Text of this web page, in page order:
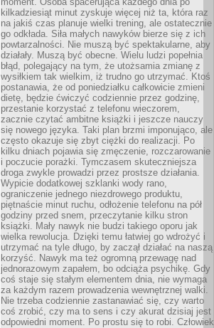
kilkadziesiąt minut zyskuje więcej niż ta, która raz
na jakiś czas planuje wielki trening, ale ostatecznie
go odkłada. Siła małych nawyków bierze się z ich
powtarzalności. Nie muszą być spektakularne, aby
działały. Muszą być obecne. Wielu ludzi popełnia
błąd, polegający na tym, że utożsamia zmianę z
wysiłkiem tak wielkim, iż trudno go utrzymać. Ktoś
postanawia, że od poniedziałku całkowicie zmieni
dietę, będzie ćwiczyć codziennie przez godzinę,
przestanie korzystać z telefonu wieczorem,
zacznie czytać ambitne książki i jeszcze nauczy
się nowego języka. Taki plan brzmi imponująco, ale
często okazuje się zbyt ciężki do realizacji. Po
kilku dniach pojawia się zmęczenie, rozczarowanie
i poczucie porażki. Tymczasem skuteczniejsza
droga zwykle prowadzi przez prostsze działania.
Wypicie dodatkowej szklanki wody rano,
ograniczenie jednego niezdrowego produktu,
piętnaście minut ruchu, odłożenie telefonu na pół
godziny przed snem, przeczytanie kilku stron
książki. Mały nawyk nie budzi takiego oporu jak
wielka rewolucja. Dzięki temu łatwiej go wdrożyć i
utrzymać na tyle długo, by zaczął działać na naszą
korzyść. Nawyk ma też ogromną przewagę nad
jednorazowym zapałem, bo odciąża psychikę. Gdy
coś staje się stałym elementem dnia, nie wymaga
za każdym razem prowadzenia wewnętrznej walki.
Nie trzeba codziennie zastanawiać się, czy warto
coś zrobić, czy ma to sens i czy akurat dzisiaj jest
odpowiedni moment. Po prostu się to robi. Człowiek